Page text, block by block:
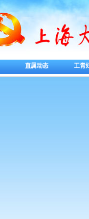
直属动态 工青